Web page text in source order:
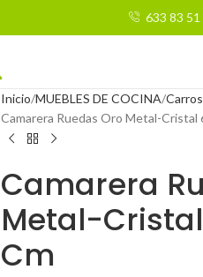
633 83 51
Inicio MUEBLES DE COCINA
Camarera Ruedas Oro Metal-Cristal
Camarera
Metal-Cristal
Cm